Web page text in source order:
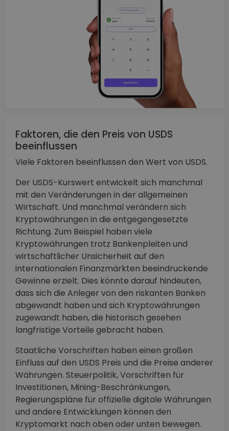
Faktoren, die den Preis von USDS
beeinflussen
Viele Faktoren beeinflussen den Wert von USDS.
Der USDS-Kurswert entwickelt sich manchmal
mit den Veränderungen in der allgemeinen
Wirtschaft. Und manchmal verändern sich
Kryptowährungen in die entgegengesetzte
Richtung. Zum Beispiel haben viele
Kryptowährungen trotz Bankenpleiten und
wirtschaftlicher Unsicherheit auf den
internationalen Finanzmärkten beeindruckende
Gewinne erzielt. Dies könnte darauf hindeuten,
dass sich die Anleger von den riskanten Banken
abgewandt haben und sich Kryptowährungen
zugewandt haben, die historisch gesehen
langfristige Vorteile gebracht haben.
Staatliche Vorschriften haben einen großen
Einfluss auf den USDS Preis und die Preise anderer
Währungen. Steuerpolitik, Vorschriften für
Investitionen, Mining-Beschränkungen,
Regierungspläne für offizielle digitale Währungen
und andere Entwicklungen können den
Kryptomarkt nach oben oder unten bewegen.